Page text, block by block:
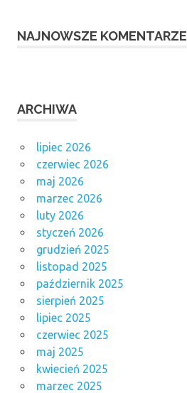
NAJNOWSZE KOMENTARZE
ARCHIWA
lipiec 2026
czerwiec 2026
maj 2026
marzec 2026
luty 2026
styczeń 2026
grudzień 2025
listopad 2025
październik 2025
sierpień 2025
lipiec 2025
czerwiec 2025
maj 2025
kwiecień 2025
marzec 2025